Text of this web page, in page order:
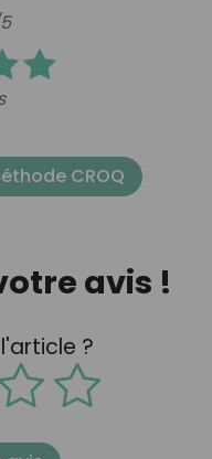
CROQ
avis !
?